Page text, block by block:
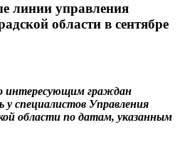
линии управления
области в сентябре
интересующим граждан
специалистов Управления
области по датам, указанным